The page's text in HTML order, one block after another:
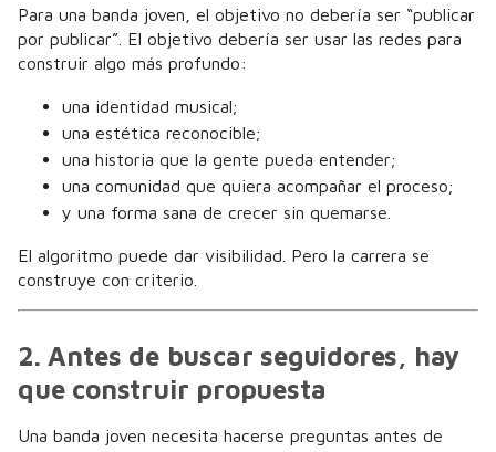
Para una banda joven, el objetivo no debería ser “publicar
por publicar”. El objetivo debería ser usar las redes para
construir algo más profundo:
una identidad musical;
una estética reconocible;
una historia que la gente pueda entender;
una comunidad que quiera acompañar el proceso;
y una forma sana de crecer sin quemarse.
El algoritmo puede dar visibilidad. Pero la carrera se
construye con criterio.
2. Antes de buscar seguidores, hay
que construir propuesta
Una banda joven necesita hacerse preguntas antes de